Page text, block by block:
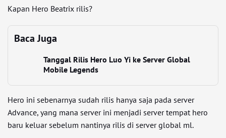
Kapan Hero Beatrix rilis?
Baca Juga
Tanggal Rilis Hero Luo Yi ke Server Global
Mobile Legends
Hero ini sebenarnya sudah rilis hanya saja pada server
Advance, yang mana server ini menjadi server tempat hero
baru keluar sebelum nantinya rilis di server global ml.